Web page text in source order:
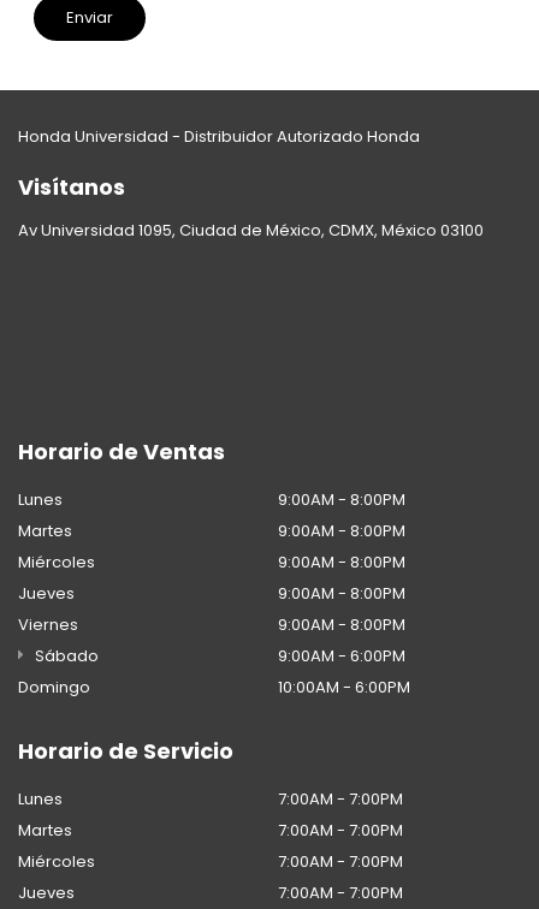
Honda Universidad - Distribuidor Autorizado Honda
Visítanos
Av Universidad 1095, Ciudad de México, CDMX, México 03100
Horario de Ventas
Lunes
9:00AM - 8:00PM
Martes
9:00AM - 8:00PM
Miércoles
9:00AM - 8:00PM
Jueves
9:00AM - 8:00PM
Viernes
9:00AM - 8:00PM
Sábado
9:00AM - 6:00PM
Domingo
10:00AM - 6:00PM
Horario de Servicio
Lunes
7:00AM - 7:00PM
Martes
7:00AM - 7:00PM
Miércoles
7:00AM - 7:00PM
Jueves
7:00AM - 7:00PM